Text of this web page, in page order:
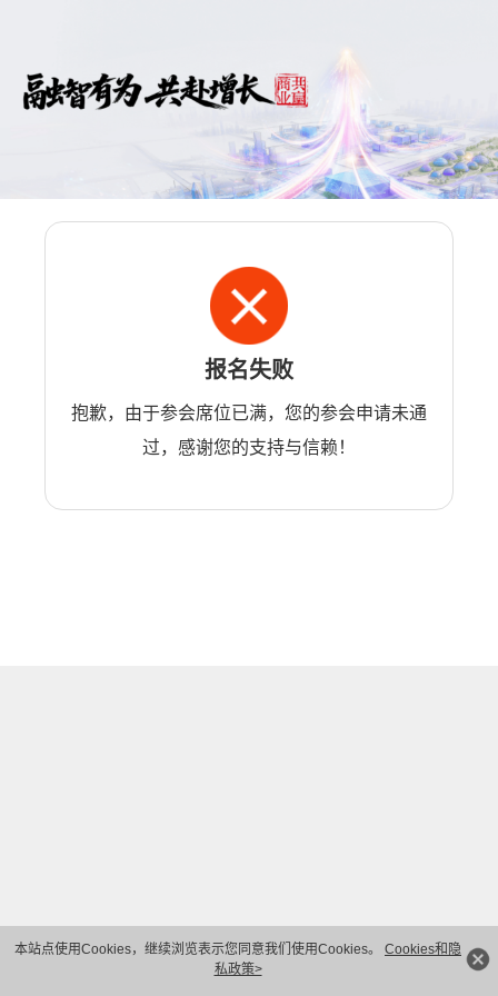
本站点使用Cookies，继续浏览表示您同意我们使用Cookies。 Cookies和隐
私政策>
报名失败
抱歉，由于参会席位已满，您的参会申请未通
过，感谢您的支持与信赖！